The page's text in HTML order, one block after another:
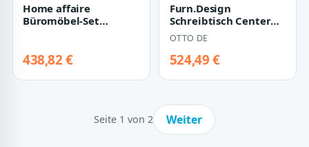
Home affaire
Büromöbel-Set
438,82 €
Furn.Design
Schreibtisch Center
(Büromöbel Set, 4-
teilig inklusive Sch…
OTTO DE
524,49 €
Seite 1 von 2 Weiter